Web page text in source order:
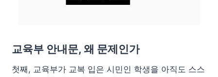
교육부 안내문, 왜 문제인가
첫째, 교육부가 교복 입은 시민인 학생을 아직도 스스